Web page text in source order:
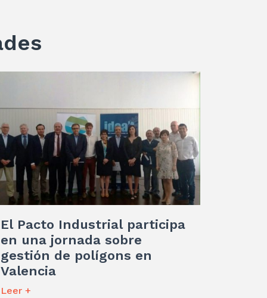
El Pacto Industrial participa
en una jornada sobre
gestión de polígons en
Valencia
Leer +